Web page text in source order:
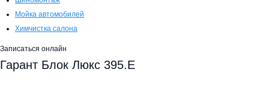
Мойка автомобилей
Химчистка салона
Записаться онлайн
Гарант Блок Люкс 395.E